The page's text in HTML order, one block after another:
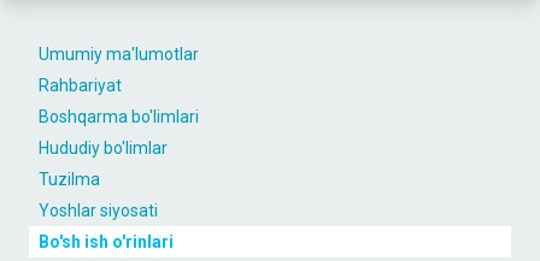
Umumiy ma'lumotlar
Rahbariyat
Boshqarma bo'limlari
Hududiy bo'limlar
Tuzilma
Yoshlar siyosati
Bo'sh ish o'rinlari